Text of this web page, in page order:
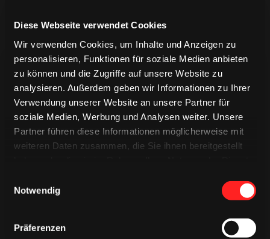
Diese Webseite verwendet Cookies
Wir verwenden Cookies, um Inhalte und Anzeigen zu
personalisieren, Funktionen für soziale Medien anbieten
zu können und die Zugriffe auf unsere Website zu
analysieren. Außerdem geben wir Informationen zu Ihrer
Verwendung unserer Website an unsere Partner für
soziale Medien, Werbung und Analysen weiter. Unsere
Partner führen diese Informationen möglicherweise mit
weiteren Daten zusammen, die Sie ihnen bereitgestellt
Notwendig
Präferenzen
TRIKOTS
TRIKOTS
TRIKOTS